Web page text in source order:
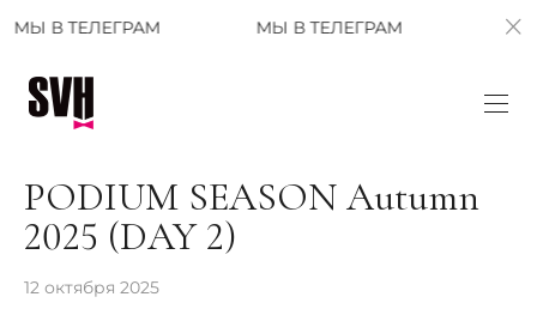
МЫ В ТЕЛЕГРАМ МЫ В ТЕЛЕГРАМ
PODIUM SEASON Аutumn
2025 (DAY 2)
12 октября 2025